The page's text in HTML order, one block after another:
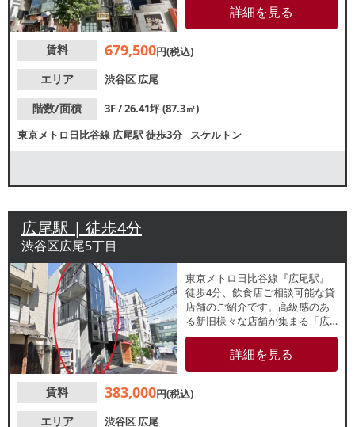
ルに入っているテナントは飲食
店、歯科、不動産会社など。業
い。
詳細を見る
賃料 679,500円(税込)
エリア
渋谷区 広尾
階数/面積
3F / 26.41坪 (87.3㎡)
東京メトロ日比谷線 広尾駅徒歩3分 スケルトン
広尾駅 | 徒歩4分
渋谷区広尾5丁目
東京メトロ日比谷線『広尾駅』
徒歩4分、飲食店ご相談可能な貸
店舗のご紹介です。高級感のあ
る新旧様々な店舗が集まる「広
尾散歩通り」に面する建物の１
階区画！地域住民や目的客を中
心とした集客が期待できます。
店の出店におすすめ。出店可能
詳細を見る
賃料 383,000円(税込)
エリア
渋谷区 広尾